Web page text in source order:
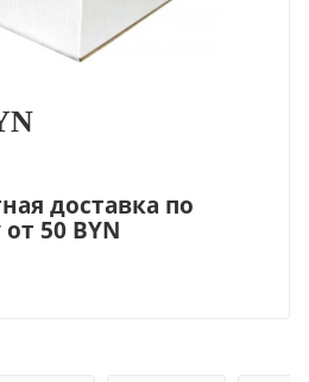
доставка по
50 BYN